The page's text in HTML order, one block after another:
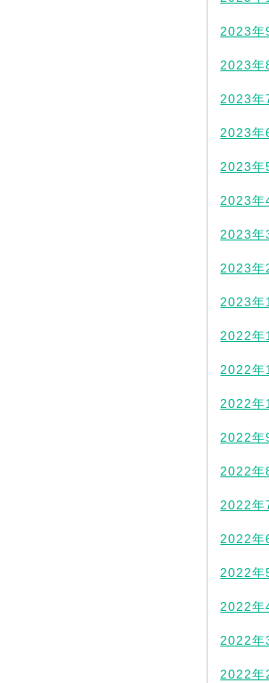
2023年
2023年
2023年
2023年
2023年
2023年
2023年
2023年
2023年
2022年
2022年
2022年
2022年
2022年
2022年
2022年
2022年
2022年
2022年
2022年